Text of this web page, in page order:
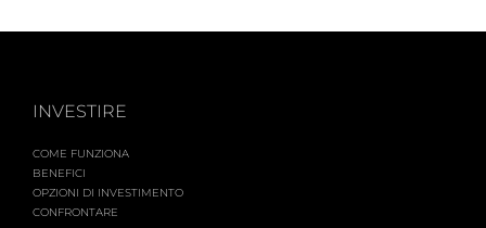
INVESTIRE
COME FUNZIONA
BENEFICI
OPZIONI DI INVESTIMENTO
CONFRONTARE